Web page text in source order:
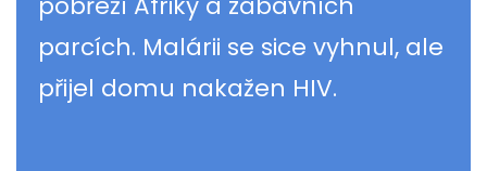
parcích. Malárii se sice vyhnul, ale
přijel domu nakažen HIV.